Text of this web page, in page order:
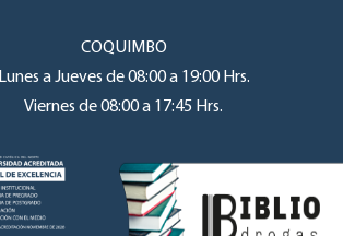
COQUIMBO
Lunes a Jueves de 08:00 a 19:00 Hrs.
Viernes de 08:00 a 17:45 Hrs.